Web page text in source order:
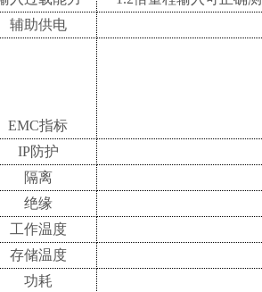
辅助供电
EMC指标
IP防护
隔离
绝缘
工作温度
存储温度
功耗